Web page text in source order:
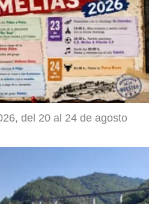
del 20 al 24 de agosto